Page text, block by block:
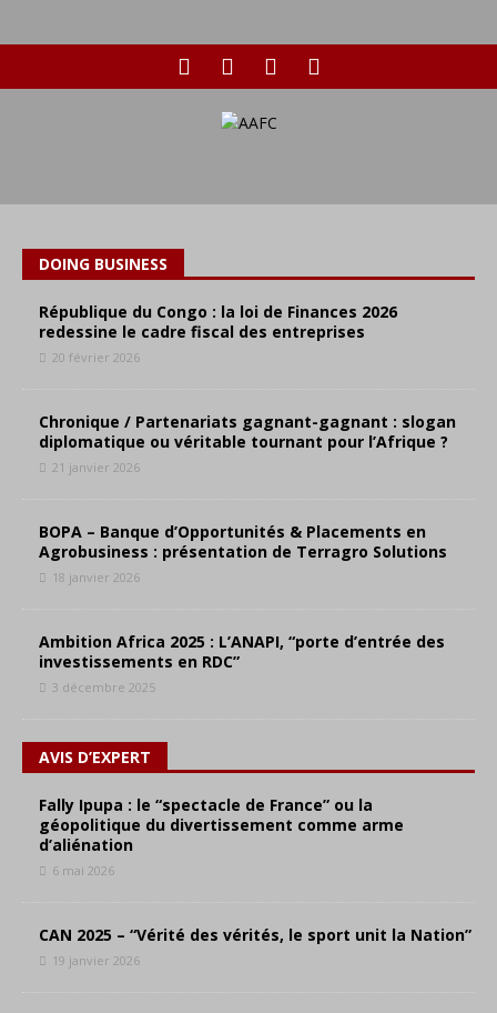
DOING BUSINESS
République du Congo : la loi de Finances 2026
redessine le cadre fiscal des entreprises
20 février 2026
Chronique / Partenariats gagnant-gagnant : slogan
diplomatique ou véritable tournant pour l’Afrique ?
21 janvier 2026
BOPA – Banque d’Opportunités & Placements en
Agrobusiness : présentation de Terragro Solutions
18 janvier 2026
Ambition Africa 2025 : L’ANAPI, “porte d’entrée des
investissements en RDC”
3 décembre 2025
AVIS D’EXPERT
Fally Ipupa : le “spectacle de France” ou la
géopolitique du divertissement comme arme
d’aliénation
6 mai 2026
CAN 2025 – “Vérité des vérités, le sport unit la Nation”
19 janvier 2026